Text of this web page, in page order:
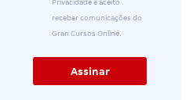
Privacidade e aceito
receber comunicações do
Gran Cursos Online.